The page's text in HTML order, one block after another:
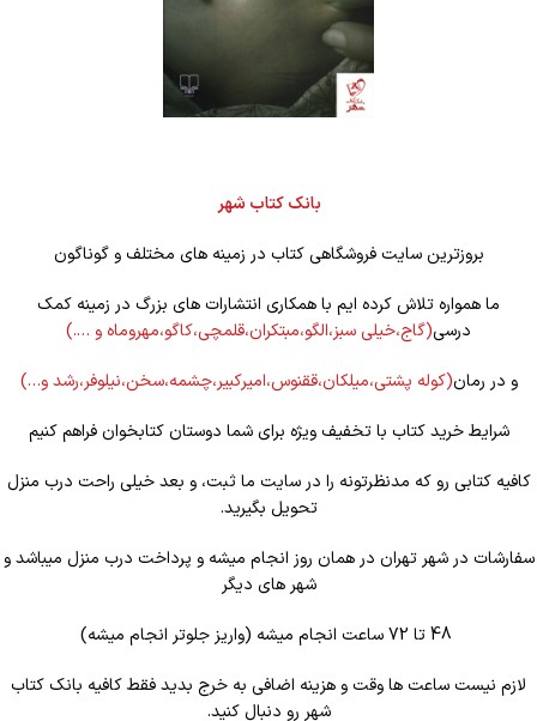
بانک کتاب شهر
بروزترین سایت فروشگاهی کتاب در زمینه های مختلف و گوناگون
ما همواره تلاش کرده ایم با همکاری انتشارات های بزرگ در زمینه کمک
درسی(گاج،خیلی سبز،الگو،مبتکران،قلمچی،کاگو،مهروماه و ….)
و در رمان(کوله پشتی،میلکان،ققنوس،امیرکبیر،چشمه،سخن،نیلوفر،رشد و…)
شرایط خرید کتاب با تخفیف ویژه برای شما دوستان کتابخوان فراهم کنیم
کافیه کتابی رو که مدنظرتونه را در سایت ما ثبت، و بعد خیلی راحت درب منزل
تحویل بگیرید.
سفارشات در شهر تهران در همان روز انجام میشه و پرداخت درب منزل میباشد و
شهر های دیگر
لازم نیست ساعت ها وقت و هزینه اضافی به خرج بدید فقط کافیه بانک کتاب
شهر رو دنبال کنید.